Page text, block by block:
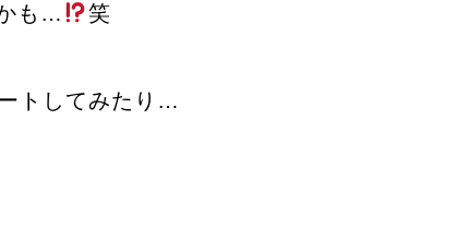
も…
笑
トしてみたり…